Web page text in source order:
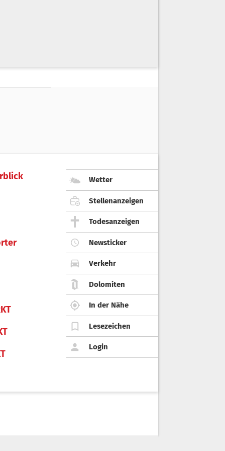
Wetter
Stellenanzeigen
Todesanzeigen
Newsticker
Verkehr
Dolomiten
In der Nähe
Lesezeichen
Login